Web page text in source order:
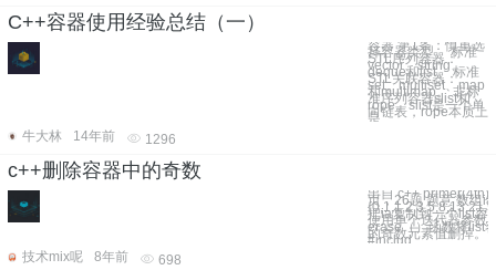
C++容器使用经验总结（一）
容器 第1条：慎重选
择容器类型。 标准
STL序列容器：
vector、string、
deque和list。 标准
STL关联容器：
set、multiset、map
和multimap。 非标
准序列容器slist和
rope。slist是一个单
向链表，rope本质上
是
牛大林
14年前 1296
c++删除容器中的奇数
出自 c++
页，26题 题意 数组
把ia复制到一个list容
使用单个迭代器参数
erase（）函数将list
的奇数元素值删掉。
#includ
技术mix呢
8年前 698